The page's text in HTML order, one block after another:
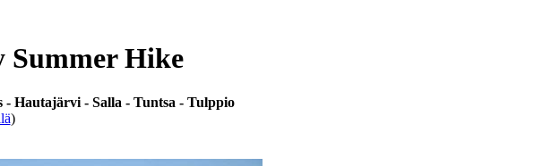
Summer Hike
Hautajärvi - Salla - Tuntsa - Tulppio
)